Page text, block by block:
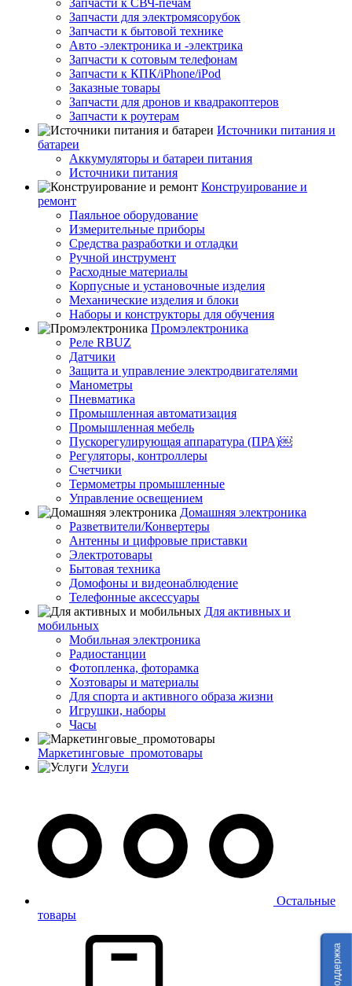
Запчасти к СВЧ-печам
Запчасти для электромясорубок
Запчасти к бытовой технике
Авто -электроника и -электрика
Запчасти к сотовым телефонам
Запчасти к КПК/iPhone/iPod
Заказные товары
Запчасти для дронов и квадракоптеров
Запчасти к роутерам
Источники питания и
батареи
Аккумуляторы и батареи питания
Источники питания
Конструирование и
ремонт
Паяльное оборудование
Измерительные приборы
Средства разработки и отладки
Ручной инструмент
Расходные материалы
Корпусные и установочные изделия
Механические изделия и блоки
Наборы и конструкторы для обучения
Промэлектроника
Реле RBUZ
Датчики
Защита и управление электродвигателями
Манометры
Пневматика
Промышленная автоматизация
Промышленная мебель
Пускорегулирующая аппаратура (ПРА)￼
Регуляторы, контроллеры
Счетчики
Термометры промышленные
Управление освещением
Домашняя электроника
Разветвители/Конвертеры
Антенны и цифровые приставки
Электротовары
Бытовая техника
Домофоны и видеонаблюдение
Телефонные аксессуары
Для активных и
мобильных
Мобильная электроника
Радиостанции
Фотопленка, фоторамка
Хозтовары и материалы
Для спорта и активного образа жизни
Игрушки, наборы
Часы
Маркетинговые_промотовары
Услуги
Остальные
товары